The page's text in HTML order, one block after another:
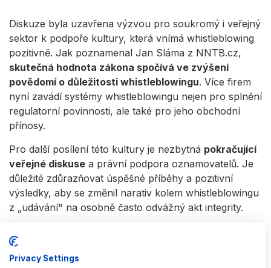
Diskuze byla uzavřena výzvou pro soukromý i veřejný
sektor k podpoře kultury, která vnímá whistleblowing
pozitivně. Jak poznamenal Jan Sláma z NNTB.cz,
skutečná hodnota zákona spočívá ve zvýšení
povědomí o důležitosti whistleblowingu. Více firem
nyní zavádí systémy whistleblowingu nejen pro splnění
regulatorní povinnosti, ale také pro jeho obchodní
přínosy.
Pro další posílení této kultury je nezbytná pokračující
veřejné diskuse a právní podpora oznamovatelů. Je
důležité zdůrazňovat úspěšné příběhy a pozitivní
výsledky, aby se změnil narativ kolem whistleblowingu
z „udávání" na osobně často odvážný akt integrity.
jeho přijetí a implementace představují
úspěch v podpoře transparentnosti a odpovědnosti
Privacy Settings